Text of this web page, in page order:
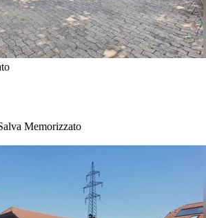
Memorizzato